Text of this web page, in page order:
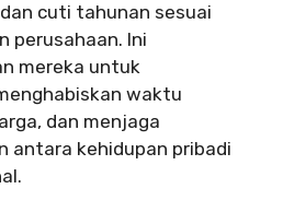
cuti tahunan sesuai
perusahaan. Ini
mereka untuk
waktu
dan menjaga
antara kehidupan pribadi